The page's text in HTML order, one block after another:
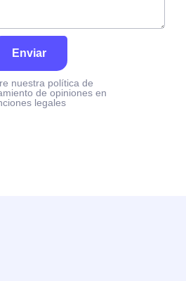
Enviar
nuestra política de
de opiniones en
legales